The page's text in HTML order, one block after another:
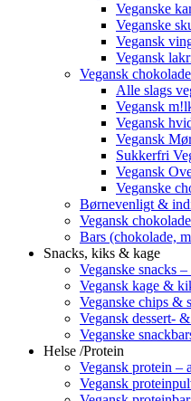
Veganske
Veganske
Vegansk
Vegansk
Vegansk chokolade
Alle slags
Vegansk
Vegansk
Vegansk
Sukkerfri
Vegansk
Veganske
Børnevenligt &
Vegansk
Bars (chokolade,
Snacks, kiks & kage
Veganske snacks
Vegansk kage &
Veganske chips &
Vegansk dessert-
Veganske
Helse /Protein
Vegansk protein –
Vegansk